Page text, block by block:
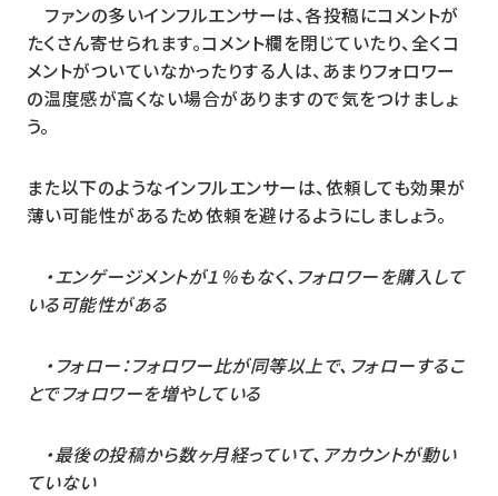
ファンの多いインフルエンサーは、各投稿にコメントが
たくさん寄せられます。コメント欄を閉じていたり、全くコ
メントがついていなかったりする人は、あまりフォロワー
の温度感が高くない場合がありますので気をつけましょ
う。
また以下のようなインフルエンサーは、依頼しても効果が
薄い可能性があるため依頼を避けるようにしましょう。
・エンゲージメントが１％もなく、フォロワーを購入して
いる可能性がある
・フォロー：フォロワー比が同等以上で、フォローするこ
とでフォロワーを増やしている
・最後の投稿から数ヶ月経っていて、アカウントが動い
ていない